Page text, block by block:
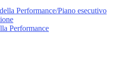
Performance/Piano esecutivo
Performance